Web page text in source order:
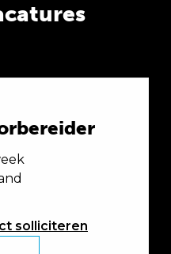
solliciteren